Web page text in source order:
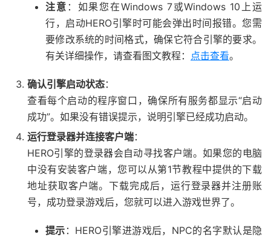
注意 ：如果您在Windows 7或Windows 10上运
行，启动HERO引擎时可能会弹出时间报错。您需
要修改系统的时间格式，确保它符合引擎的要求。
有关详细操作，请查看图文教程： 点击查看。
确认引擎启动状态：
查看每个启动的程序窗口，确保所有服务都显示“启动
成功”。如果没有错误提示，说明引擎已经成功启动。
运行登录器并连接客户端：
HERO引擎的登录器会自动寻找客户端。如果您的电脑
中没有安装客户端，您可以从第1节教程中提供的下载
地址获取客户端。下载完成后，运行登录器并注册账
号，成功登录游戏后，您就可以进入游戏世界了。
提示 ：HERO引擎进游戏后，NPC的名字默认是隐